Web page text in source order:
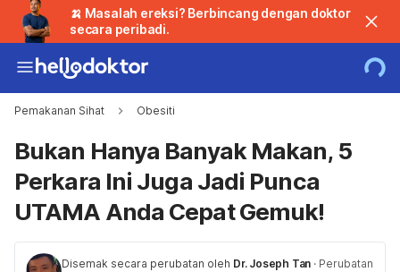
🍌 Masalah ereksi? Berbincang dengan doktor
secara peribadi.
Pemakanan Sihat Obesiti
Bukan Hanya Banyak Makan, 5
Perkara Ini Juga Jadi Punca
UTAMA Anda Cepat Gemuk!
Disemak secara perubatan oleh Dr. Joseph Tan · Perubatan